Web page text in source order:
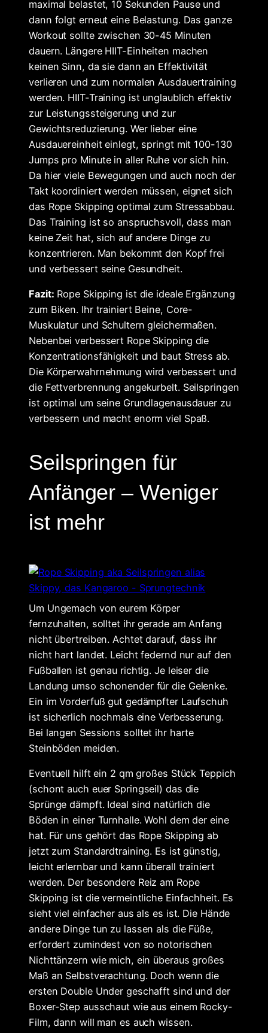
maximal belastet, 10 Sekunden Pause und
dann folgt erneut eine Belastung. Das ganze
Workout sollte zwischen 30-45 Minuten
dauern. Längere HIIT-Einheiten machen
keinen Sinn, da sie dann an Effektivität
verlieren und zum normalen Ausdauertraining
werden. HIIT-Training ist unglaublich effektiv
zur Leistungssteigerung und zur
Gewichtsreduzierung. Wer lieber eine
Ausdauereinheit einlegt, springt mit 100-130
Jumps pro Minute in aller Ruhe vor sich hin.
Da hier viele Bewegungen und auch noch der
Takt koordiniert werden müssen, eignet sich
das Rope Skipping optimal zum Stressabbau.
Das Training ist so anspruchsvoll, dass man
keine Zeit hat, sich auf andere Dinge zu
konzentrieren. Man bekommt den Kopf frei
und verbessert seine Gesundheit.
Fazit: Rope Skipping ist die ideale Ergänzung
zum Biken. Ihr trainiert Beine, Core-
Muskulatur und Schultern gleichermaßen.
Nebenbei verbessert Rope Skipping die
Konzentrationsfähigkeit und baut Stress ab.
Die Körperwahrnehmung wird verbessert und
die Fettverbrennung angekurbelt. Seilspringen
ist optimal um seine Grundlagenausdauer zu
verbessern und macht enorm viel Spaß.
Seilspringen für
Anfänger – Weniger
ist mehr
Um Ungemach von eurem Körper
fernzuhalten, solltet ihr gerade am Anfang
nicht übertreiben. Achtet darauf, dass ihr
nicht hart landet. Leicht federnd nur auf den
Fußballen ist genau richtig. Je leiser die
Landung umso schonender für die Gelenke.
Ein im Vorderfuß gut gedämpfter Laufschuh
ist sicherlich nochmals eine Verbesserung.
Bei langen Sessions solltet ihr harte
Steinböden meiden.
Eventuell hilft ein 2 qm großes Stück Teppich
(schont auch euer Springseil) das die
Sprünge dämpft. Ideal sind natürlich die
Böden in einer Turnhalle. Wohl dem der eine
hat. Für uns gehört das Rope Skipping ab
jetzt zum Standardtraining. Es ist günstig,
leicht erlernbar und kann überall trainiert
werden. Der besondere Reiz am Rope
Skipping ist die vermeintliche Einfachheit. Es
sieht viel einfacher aus als es ist. Die Hände
andere Dinge tun zu lassen als die Füße,
erfordert zumindest von so notorischen
Nichttänzern wie mich, ein überaus großes
Maß an Selbstverachtung. Doch wenn die
ersten Double Under geschafft sind und der
Boxer-Step ausschaut wie aus einem Rocky-
Film, dann will man es auch wissen.